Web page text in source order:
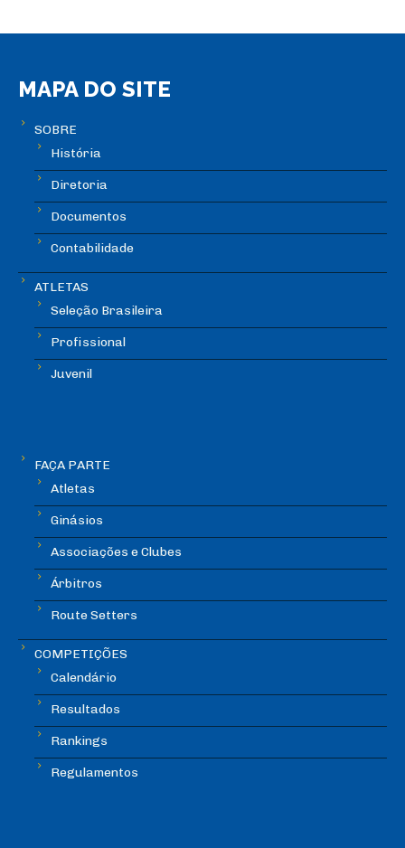
MAPA DO SITE
SOBRE
História
Diretoria
Documentos
Contabilidade
ATLETAS
Seleção Brasileira
Profissional
Juvenil
FAÇA PARTE
Atletas
Ginásios
Associações e Clubes
Árbitros
Route Setters
COMPETIÇÕES
Calendário
Resultados
Rankings
Regulamentos